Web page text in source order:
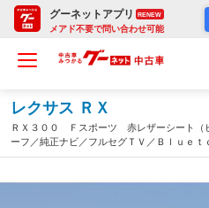
グーネットアプリ RENEW
メアド不要で問い合わせ可能
レクサス ＲＸ
ＲＸ３００ Ｆスポーツ 赤レザーシート（
ーフ／純正ナビ／フルセグＴＶ／Ｂｌｕｅｔ
／Ｂ＆Ｓカメラ／クルコン／ＥＴＣ／ドラレ